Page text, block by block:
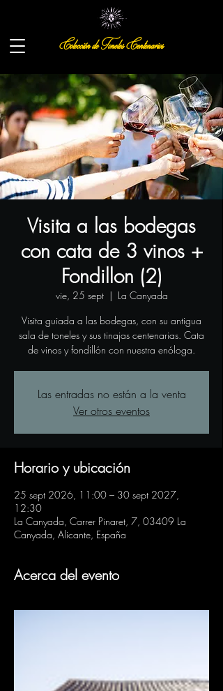
Colección de Toneles Centenarios
Visita a las bodegas
con cata de 3 vinos +
Fondillon (2)
vie, 25 sept
  |
La Canyada
Visita guiada a las bodegas, con su antigua
sala de toneles y sus tinajas centenarias. Cata
de vinos y fondillón con nuestra enóloga.
Las entradas no están a la venta
Ver otros eventos
Horario y ubicación
25 sept 2026, 11:00 – 30 sept 2027,
12:30
La Canyada, Carrer Pinaret, 7, 03409 La
Canyada, Alicante, España
Acerca del evento